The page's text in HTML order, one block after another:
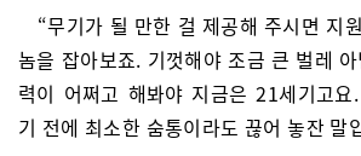
“무기가 될 만한 걸 제공해 주시면 지
놈을 잡아보죠. 기껏해야 조금 큰 벌레
력이 어쩌고 해봐야 지금은 21세기고요
기 전에 최소한 숨통이라도 끊어 놓잔 말